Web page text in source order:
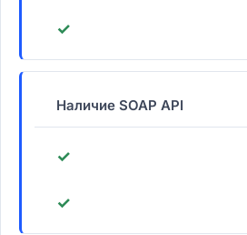
✓
Наличие SOAP API
✓
✓